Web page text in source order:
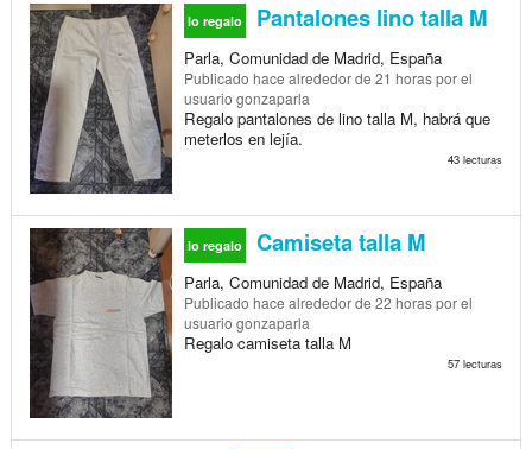
lo regalo Pantalones lino talla M
Parla, Comunidad de Madrid, España
Publicado hace alrededor de 21 horaspor el
usuario gonzaparla
Regalo pantalones de lino talla M, habrá que
meterlos en lejía.
43 lecturas
lo regalo Camiseta talla M
Parla, Comunidad de Madrid, España
Publicado hace alrededor de 22 horaspor el
usuario gonzaparla
Regalo camiseta talla M
57 lecturas